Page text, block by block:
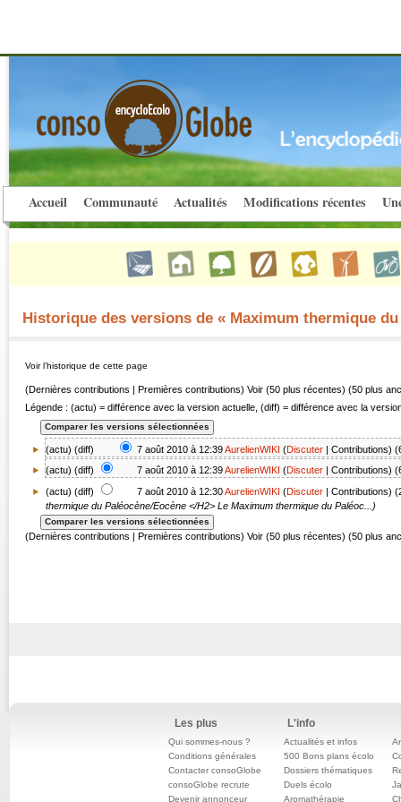
Accueil Communauté Actualités Modifications récentes
Historique des versions de « Maximum thermique du
Voir l’historique de cette page
(Dernières contributions | Premières contributions) Voir (50 plus récentes) (50 plus
Légende : (actu) = différence avec la version actuelle, (diff) = différence avec la
(actu) (diff) 7 août 2010 à 12:39AurelienWIKI (Discuter Contributions)
(actu) (diff) 7 août 2010 à 12:39AurelienWIKI (Discuter Contributions)
(actu) (diff) 7 août 2010 à 12:30AurelienWIKI (Discuter | Contributions)
thermique du Paléocène/Eocène </H2> Le Maximum thermique du Paléoc...)
(Dernières contributions | Premières contributions) Voir (50 plus récentes) (50 plus
Les plus
Qui sommes-nous ?
Conditions générales
Contacter consoGlobe
consoGlobe recrute
Devenir annonceur
L'info
Actualités et infos
500 Bons plans écolo
Dossiers thématiques
Duels écolo
Aromathérapie